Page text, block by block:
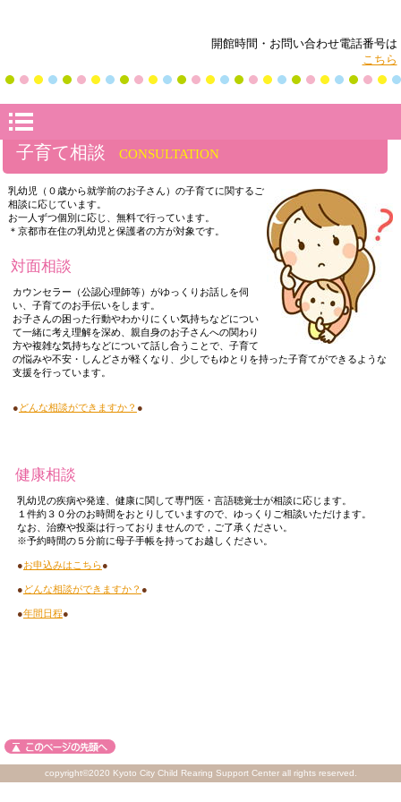
開館時間・お問い合わせ電話番号は
こちら
子育て相談 CONSULTATION
乳幼児（０歳から就学前のお子さん）の子育てに関するご
相談に応じています。
お一人ずつ個別に応じ、無料で行っています。
＊京都市在住の乳幼児と保護者の方が対象です。
対面相談
カウンセラー（公認心理師等）がゆっくりお話しを伺
い、子育てのお手伝いをします。
お子さんの困った行動やわかりにくい気持ちなどについ
て一緒に考え理解を深め、親自身のお子さんへの関わり
方や複雑な気持ちなどについて話し合うことで、子育て
の悩みや不安・しんどさが軽くなり、少しでもゆとりを持った子育てができるような
支援を行っています。
●どんな相談ができますか？ ●
健康相談
乳幼児の疾病や発達、健康に関して専門医・言語聴覚士が相談に応じます。
１件約３０分のお時間をおとりしていますので、ゆっくりご相談いただけます。
なお、治療や投薬は行っておりませんので，ご了承ください。
※予約時間の５分前に母子手帳を持ってお越しください。
●お申込みはこちら●
●どんな相談ができますか？ ●
●年間日程●
copyright©2020 Kyoto City Child Rearing Support Center all rights reserved.